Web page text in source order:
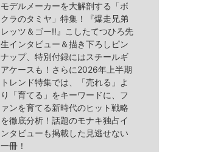
モデルメーカーを大解剖する「ボ
クラのタミヤ」特集！『爆走兄弟
レッツ＆ゴー!!』こしたてつひろ先
生インタビュー＆描き下ろしピン
ナップ、特別付録にはスチールギ
アケースも！さらに2026年上半期
トレンド特集では、「売れる」よ
り「育てる」をキーワードに、フ
ァンを育てる新時代のヒット戦略
を徹底分析！話題のモナキ独占イ
ンタビューも掲載した見逃せない
一冊！